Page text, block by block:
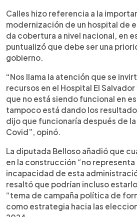
Calles hizo referencia a la
modernización de un hospital de
da cobertura a nivel nacional, en
puntualizó que debe ser una
gobierno.
“Nos llama la atención que se
recursos en el Hospital El
que no está siendo funcional en
tampoco está dando los
dijo que funcionaría después de
Covid”, opinó.
La diputada Belloso añadió que
en la construcción “no representa
incapacidad de esta
resaltó que podrían incluso
“tema de campaña política de
como estrategia hacia las